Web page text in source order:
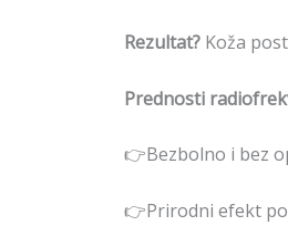
Rezultat? Koža
Prednosti
👉Bezbolno i bez
👉Prirodni efekt